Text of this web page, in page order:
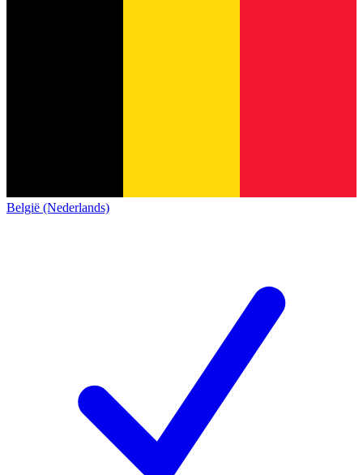
België (Nederlands)